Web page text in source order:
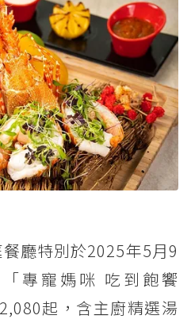
餐廳特別於2025年5月9
專寵媽咪 吃到飽饗
起，含主廚精選湯